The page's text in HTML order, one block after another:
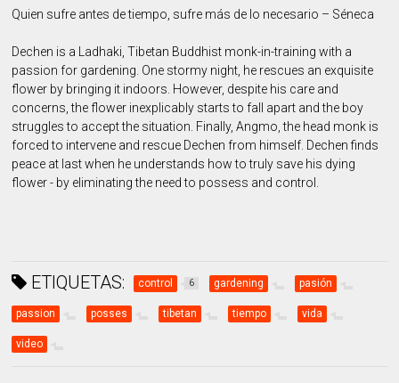
Quien sufre antes de tiempo, sufre más de lo necesario – Séneca
Dechen is a Ladhaki, Tibetan Buddhist monk-in-training with a
passion for gardening. One stormy night, he rescues an exquisite
flower by bringing it indoors. However, despite his care and
concerns, the flower inexplicably starts to fall apart and the boy
struggles to accept the situation. Finally, Angmo, the head monk is
forced to intervene and rescue Dechen from himself. Dechen finds
peace at last when he understands how to truly save his dying
flower - by eliminating the need to possess and control.
ETIQUETAS: control 6 gardening pasión
passion posses tibetan tiempo vida
video